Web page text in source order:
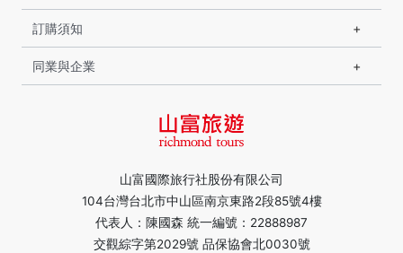
山富國際旅行社股份有限公司
104台灣台北市中山區南京東路2段85號4樓
代表人：陳國森 統一編號：22888987
交觀綜字第2029號 品保協會北0030號
訂購須知
同業與企業